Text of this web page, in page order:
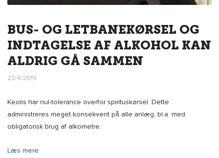
BUS- OG LETBANEKØRSEL OG
INDTAGELSE AF ALKOHOL KAN
ALDRIG GÅ SAMMEN
23/4/2019
Keolis har nul-tolerance overfor spirituskørsel. Dette
administreres meget konsekvent på alle anlæg, bl.a. med
obligatorisk brug af alkometre.
Læs mere